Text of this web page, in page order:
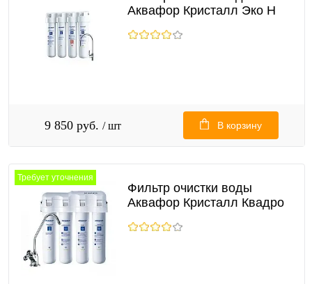
Аквафор Кристалл Эко Н
9 850 руб. / шт В корзину
Требует уточнения
Фильтр очистки воды
Аквафор Кристалл Квадро